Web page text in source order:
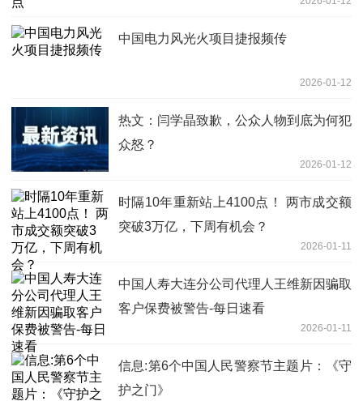
中国电力风光火项目捷报频传
2026-01-12
热文：闫学晶致歉，公众人物到底为何犯
众怒？
2026-01-12
时隔10年重新站上4100点！ 两市成交额
突破3万亿，下周有机会？
2026-01-11
中国人寿大连分公司代理人王维新因骗取
客户保费被警告-每日速看
2026-01-11
信息:第6个中国人民警察节主题片：《守
护之门》